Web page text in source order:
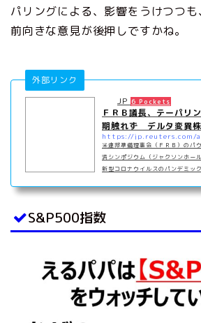
パリングによる、影響をうけつつ
前向きな意見が後押しですかね。
JP
外部リンク
6 Pockets
ＦＲＢ議長、テーパリ
期触れず デルタ変異
米連邦準備理事会（ＦＲＢ）のパ
済シンポジウム（ジャクソンホー
新型コロナウイルスのパンデミッ
識を示した。また、現行のインフ
が適切との見方を示しながらも、
S&P500指数